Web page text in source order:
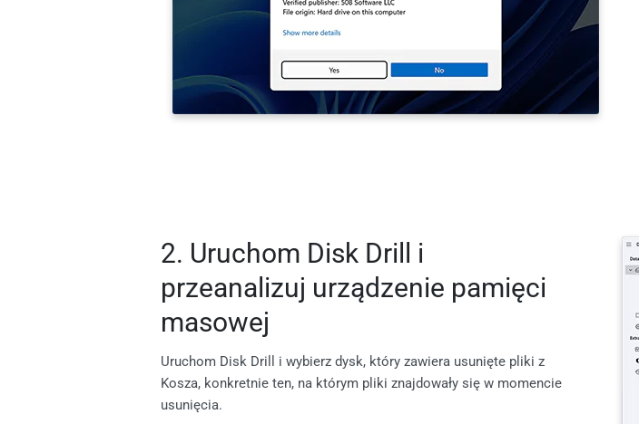
2. Uruchom Disk Drill i
przeanalizuj urządzenie pamięci
masowej
Uruchom Disk Drill i wybierz dysk, który zawiera usunięte pliki z
Kosza, konkretnie ten, na którym pliki znajdowały się w momencie
usunięcia.